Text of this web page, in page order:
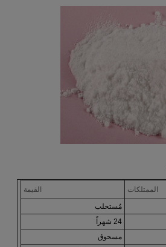
الممتلكات
القيمة
مُستحلب
24 شهراً
مسحوق